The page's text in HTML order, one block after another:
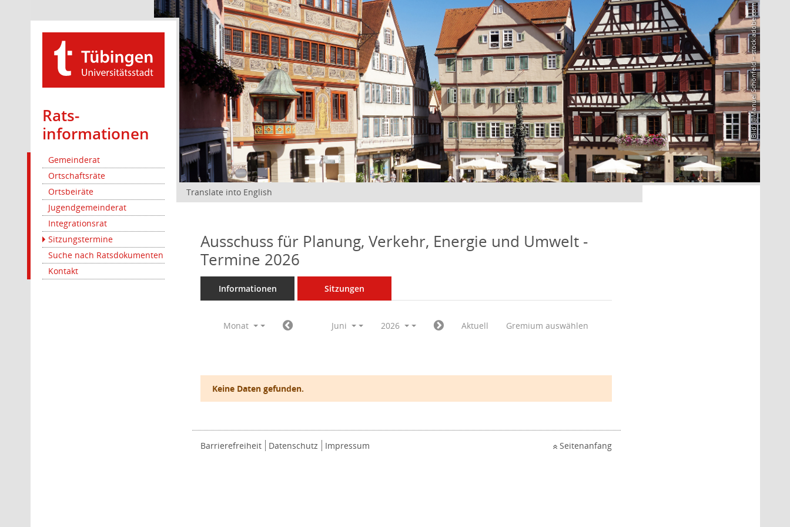
Rats­
informationen
Gemeinderat
Ortschaftsräte
Ortsbeiräte
Jugendgemeinderat
Integrationsrat
Sitzungstermine
Suche nach Ratsdokumenten
Kontakt
Bild: @Manuel Schönfeld – stock.adobe.com
Translate into English
Ausschuss für Planung, Verkehr, Energie und Umwelt -
Termine 2026
Informationen Sitzungen
Monat Juni 2026 Aktuell Gremium auswählen
Keine Daten gefunden.
Barrierefreiheit Datenschutz Impressum Seitenanfang